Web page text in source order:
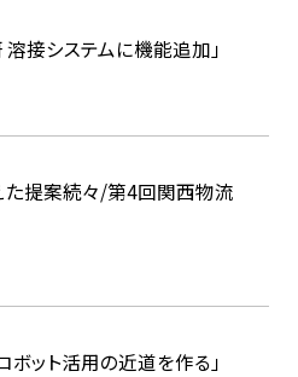
溶接システムに機能追加」
た提案続々/第4回関西物流
ボット活用の近道を作る」